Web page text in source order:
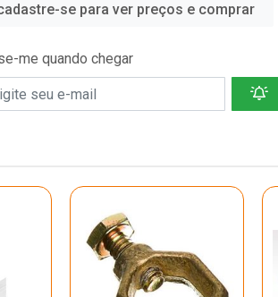
se para ver preços e comprar
me quando chegar